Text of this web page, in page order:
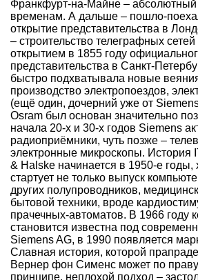
Франкфурт-на-Майне – абсолютный
временам. А дальше – пошло-
открытие представительства в
– строительство телеграфных
открытием в 1855 году
представительства в Санкт-
быстро подхватывала новые
производство электропоездов,
(ещё один, дочерний уже от
Osram был основан значительно
начала 20-х и 30-х годов Siemens
радиоприёмники, чуть позже –
электронные микроскопы. История
& Halske начинается в 1950-е годы,
стартует не только выпуск
других полупроводников,
бытовой техники, вроде
прачечных-автоматов. В 1966 году
становится известна под
Siemens AG, в 1990 появляется
Славная история, которой
Вернер фон Сименс может по праву
принципе, неплохой подход –